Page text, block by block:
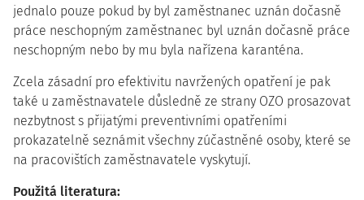
jednalo pouze pokud by byl zaměstnanec uznán dočasně
práce neschopným zaměstnanec byl uznán dočasně práce
neschopným nebo by mu byla nařízena karanténa.
Zcela zásadní pro efektivitu navržených opatření je pak
také u zaměstnavatele důsledně ze strany OZO prosazovat
nezbytnost s přijatými preventivními opatřeními
prokazatelně seznámit všechny zúčastněné osoby, které se
na pracovištích zaměstnavatele vyskytují.
Použitá literatura: